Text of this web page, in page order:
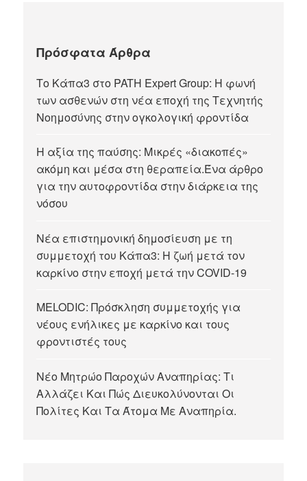
Πρόσφατα Άρθρα
Tο Κάπα3 στο PATH Expert Group: Η φωνή
των ασθενών στη νέα εποχή της Τεχνητής
Νοημοσύνης στην ογκολογική φροντίδα
Η αξία της παύσης: Μικρές «διακοπές»
ακόμη και μέσα στη θεραπεία.Ένα άρθρο
για την αυτοφροντίδα στην διάρκεια της
νόσου
Νέα επιστημονική δημοσίευση με τη
συμμετοχή του Κάπα3: Η ζωή μετά τον
καρκίνο στην εποχή μετά την COVID-19
MELODIC: Πρόσκληση συμμετοχής για
νέους ενήλικες με καρκίνο και τους
φροντιστές τους
Νέο Μητρώο Παροχών Αναπηρίας: Τι
Αλλάζει Και Πώς Διευκολύνονται Οι
Πολίτες Και Τα Άτομα Με Αναπηρία.